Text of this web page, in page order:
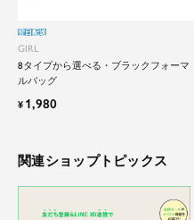
GIRL
8タイプから選べる・ブラックフォーマ
ルバッグ
翌日配送
¥ 1,980
関連ショップトピックス